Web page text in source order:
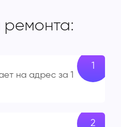
на адрес за 1